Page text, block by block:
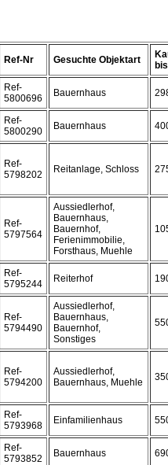
Ref-Nr Gesuchte Objektart
Ref-
5800696
Bauernhaus
Ref-
5800290
Bauernhaus
Ref-
5798202
Reitanlage, Schloss
Ref-
5797564
Aussiedlerhof,
Bauernhaus,
Bauernhof,
Ferienimmobilie,
Forsthaus, Muehle
Ref-
5795244
Reiterhof
Ref-
5794490
Aussiedlerhof,
Bauernhaus,
Bauernhof,
Sonstiges
Ref-
5794200
Aussiedlerhof,
Bauernhaus, Muehle
Ref-
5793968
Einfamilienhaus
Ref-
5793852
Bauernhaus